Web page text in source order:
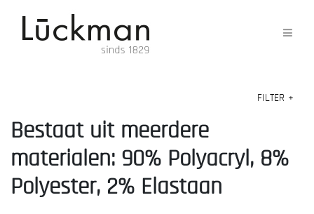
FILTER +
Bestaat uit meerdere
materialen: 90% Polyacryl, 8%
Polyester, 2% Elastaan